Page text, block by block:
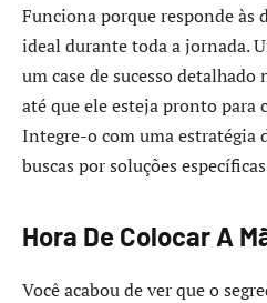
Funciona porque responde às
ideal durante toda a jornada.
um case de sucesso
até que ele esteja pronto para
Integre-o com uma estratégia
buscas por soluções
Hora De Colocar A
Você acabou de ver que o